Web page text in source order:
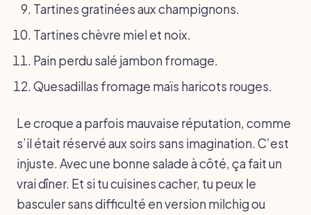
Tartines gratinées aux champignons.
Tartines chèvre miel et noix.
Pain perdu salé jambon fromage.
Quesadillas fromage maïs haricots rouges.
Le croque a parfois mauvaise réputation, comme
s’il était réservé aux soirs sans imagination. C’est
injuste. Avec une bonne salade à côté, ça fait un
vrai dîner. Et si tu cuisines cacher, tu peux le
basculer sans difficulté en version milchig ou